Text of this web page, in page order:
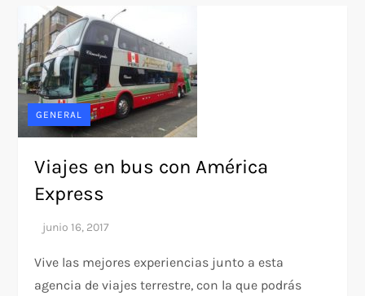
GENERAL
Viajes en bus con América
Express
Vive las mejores experiencias junto a esta
agencia de viajes terrestre, con la que podrás